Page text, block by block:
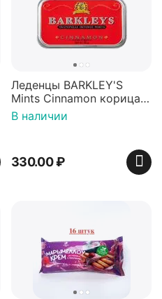
Леденцы BARKLEY'S
Mints Cinnamon корица
50г, Нидерланды
В наличии
330.00₽